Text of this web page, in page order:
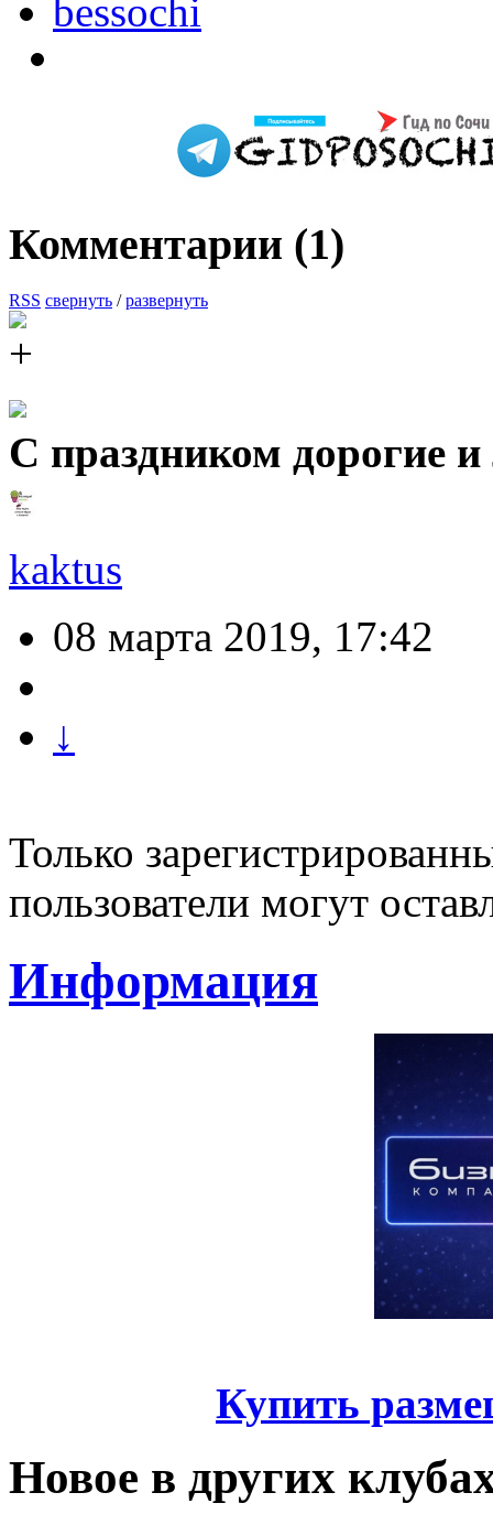
bessochi
Комментарии (1)
RSS свернуть /развернуть
С праздником дорогие
kaktus
08 марта 2019, 17:42
↓
Только
пользователи могут
Информация
Купить
Новое в других